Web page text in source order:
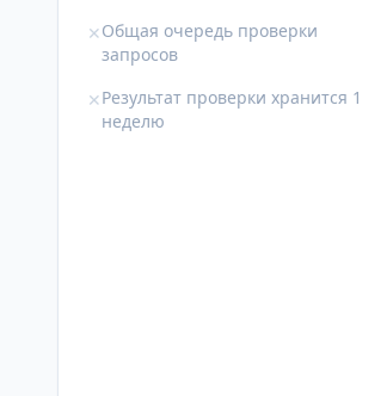
✕Общая очередь проверки
запросов
✕Результат проверки хранится 1
неделю